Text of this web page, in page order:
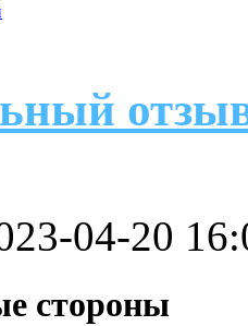
04-20
стороны